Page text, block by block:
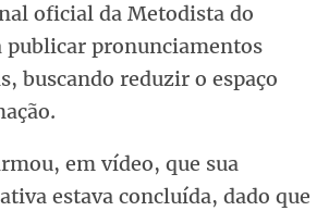
oficial da Metodista do
publicar pronunciamentos
buscando reduzir o espaço
em vídeo, que sua
estava concluída, dado que